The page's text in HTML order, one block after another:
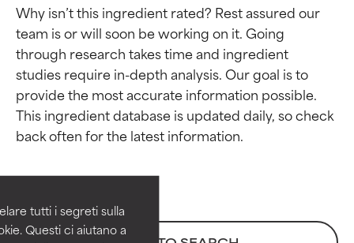
tutti i segreti sulla
Questi ci aiutano a
Why isn’t this ingredient rated? Rest assured our
team is or will soon be working on it. Going
through research takes time and ingredient
studies require in-depth analysis. Our goal is to
provide the most accurate information possible.
This ingredient database is updated daily, so check
Valutazione degli
ingredienti
Comprovati e sostenuti da studi
indipendenti. Ingrediente attivo
Valutazione degli
ingredienti
Comprovati e sostenuti da studi
indipendenti. Ingrediente attivo